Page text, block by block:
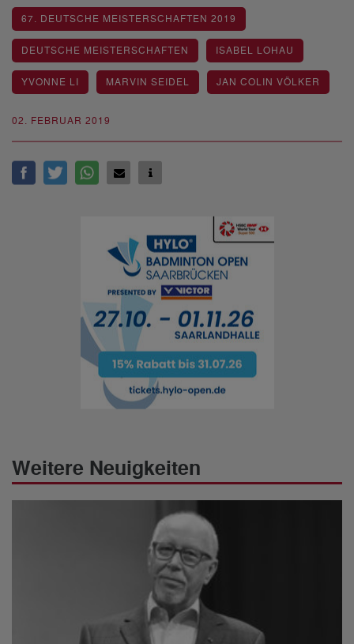
02. FEBRUAR 2019
67. DEUTSCHE MEISTERSCHAFTEN 2019
DEUTSCHE MEISTERSCHAFTEN ISABEL LOHAU
YVONNE LI MARVIN SEIDEL JAN COLIN VÖLKER
Weitere Neuigkeiten